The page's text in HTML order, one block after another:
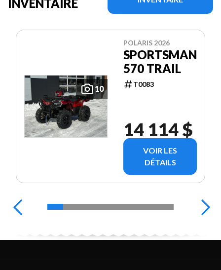
INVENTAIRE
10
POLARIS 2026
SPORTSMAN
570 TRAIL
T0083
14 114 $
VOIR LES
DÉTAILS